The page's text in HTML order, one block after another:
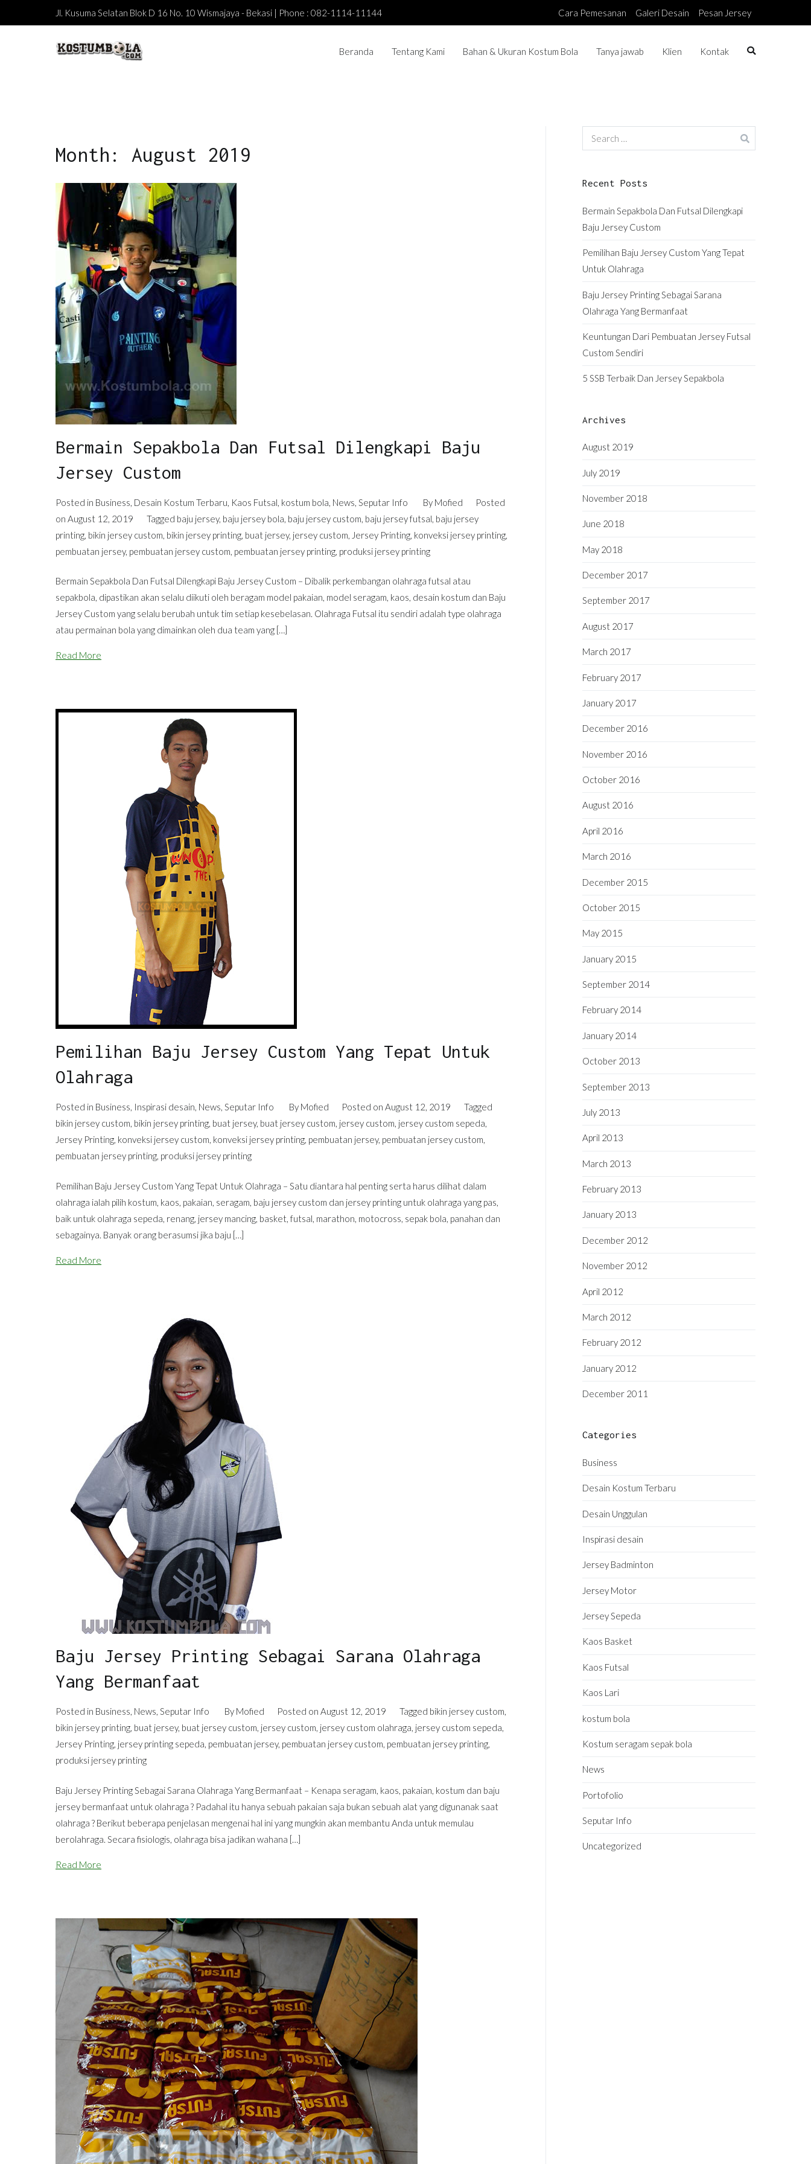
to
Jl. Kusuma Selatan Blok D 16 No. 10 Wismajaya - Bekasi | Phone : 082-1114-11144 Cara Pemesanan Galeri Desain Pesan Jersey
Beranda Tentang Kami Bahan & Ukuran Kostum Bola Tanya jawab Klien Kontak
Month: August 2019
Bermain Sepakbola Dan Futsal Dilengkapi Baju
Jersey Custom
Posted in Business, Desain Kostum Terbaru, Kaos Futsal, kostum bola, News, Seputar Info By Mofied
Posted
on August 12, 2019 Tagged baju jersey, baju jersey bola, baju jersey custom, baju jersey futsal, baju jersey
printing, bikin jersey custom, bikin jersey printing, buat jersey, jersey custom, Jersey Printing, konveksi jersey printing,
pembuatan jersey, pembuatan jersey custom, pembuatan jersey printing, produksi jersey printing
Bermain Sepakbola Dan Futsal Dilengkapi Baju Jersey Custom – Dibalik perkembangan olahraga futsal atau
sepakbola, dipastikan akan selalu diikuti oleh beragam model pakaian, model seragam, kaos, desain kostum dan Baju
Jersey Custom yang selalu berubah untuk tim setiap kesebelasan. Olahraga Futsal itu sendiri adalah type olahraga
atau permainan bola yang dimainkan oleh dua team yang […]
Read More
Pemilihan Baju Jersey Custom Yang Tepat Untuk
Olahraga
Posted in Business, Inspirasi desain, News, Seputar Info By Mofied Posted onAugust 12, 2019
Tagged
bikin jersey custom, bikin jersey printing, buat jersey, buat jersey custom, jersey custom, jersey custom sepeda,
Jersey Printing, konveksi jersey custom, konveksi jersey printing, pembuatan jersey, pembuatan jersey custom,
pembuatan jersey printing, produksi jersey printing
Pemilihan Baju Jersey Custom Yang Tepat Untuk Olahraga – Satu diantara hal penting serta harus dilihat dalam
olahraga ialah pilih kostum, kaos, pakaian, seragam, baju jersey custom dan jersey printing untuk olahraga yang pas,
baik untuk olahraga sepeda, renang, jersey mancing, basket, futsal, marathon, motocross, sepak bola, panahan dan
sebagainya. Banyak orang berasumsi jika baju […]
Read More
Baju Jersey Printing Sebagai Sarana Olahraga
Yang Bermanfaat
Posted in Business, News, Seputar Info By Mofied Posted onAugust 12, 2019 Tagged bikin jersey custom,
bikin jersey printing, buat jersey, buat jersey custom, jersey custom, jersey custom olahraga, jersey custom sepeda,
Jersey Printing, jersey printing sepeda, pembuatan jersey, pembuatan jersey custom, pembuatan jersey printing,
produksi jersey printing
Baju Jersey Printing Sebagai Sarana Olahraga Yang Bermanfaat – Kenapa seragam, kaos, pakaian, kostum dan baju
jersey bermanfaat untuk olahraga ? Padahal itu hanya sebuah pakaian saja bukan sebuah alat yang digunanak saat
olahraga ? Berikut beberapa penjelasan mengenai hal ini yang mungkin akan membantu Anda untuk memulau
berolahraga. Secara fisiologis, olahraga bisa jadikan wahana […]
Read More
Search
for:
Recent Posts
Bermain Sepakbola Dan Futsal Dilengkapi
Baju Jersey Custom
Pemilihan Baju Jersey Custom Yang Tepat
Untuk Olahraga
Baju Jersey Printing Sebagai Sarana
Olahraga Yang Bermanfaat
Keuntungan Dari Pembuatan Jersey Futsal
Custom Sendiri
5 SSB Terbaik Dan Jersey Sepakbola
Archives
August 2019
July 2019
November 2018
June 2018
May 2018
December 2017
September 2017
August 2017
March 2017
February 2017
January 2017
December 2016
November 2016
October 2016
August 2016
April 2016
March 2016
December 2015
October 2015
May 2015
January 2015
September 2014
February 2014
January 2014
October 2013
September 2013
July 2013
April 2013
March 2013
February 2013
January 2013
December 2012
November 2012
April 2012
March 2012
February 2012
January 2012
December 2011
Categories
Business
Desain Kostum Terbaru
Desain Unggulan
Inspirasi desain
Jersey Badminton
Jersey Motor
Jersey Sepeda
Kaos Basket
Kaos Futsal
Kaos Lari
kostum bola
Kostum seragam sepak bola
News
Portofolio
Seputar Info
Uncategorized